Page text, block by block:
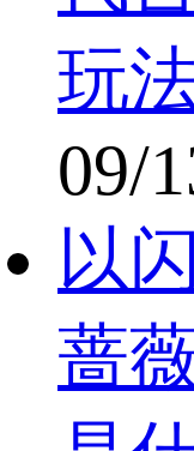
玩
09/
以
蔷